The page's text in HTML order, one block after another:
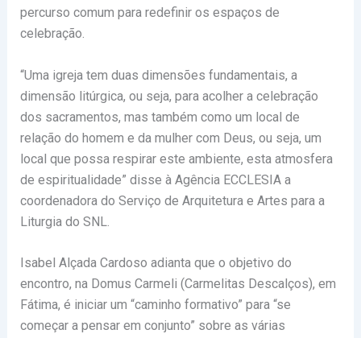
percurso comum para redefinir os espaços de
celebração.
“Uma igreja tem duas dimensões fundamentais, a
dimensão litúrgica, ou seja, para acolher a celebração
dos sacramentos, mas também como um local de
relação do homem e da mulher com Deus, ou seja, um
local que possa respirar este ambiente, esta atmosfera
de espiritualidade” disse à Agência ECCLESIA a
coordenadora do Serviço de Arquitetura e Artes para a
Liturgia do SNL.
Isabel Alçada Cardoso adianta que o objetivo do
encontro, na Domus Carmeli (Carmelitas Descalços), em
Fátima, é iniciar um “caminho formativo” para “se
começar a pensar em conjunto” sobre as várias